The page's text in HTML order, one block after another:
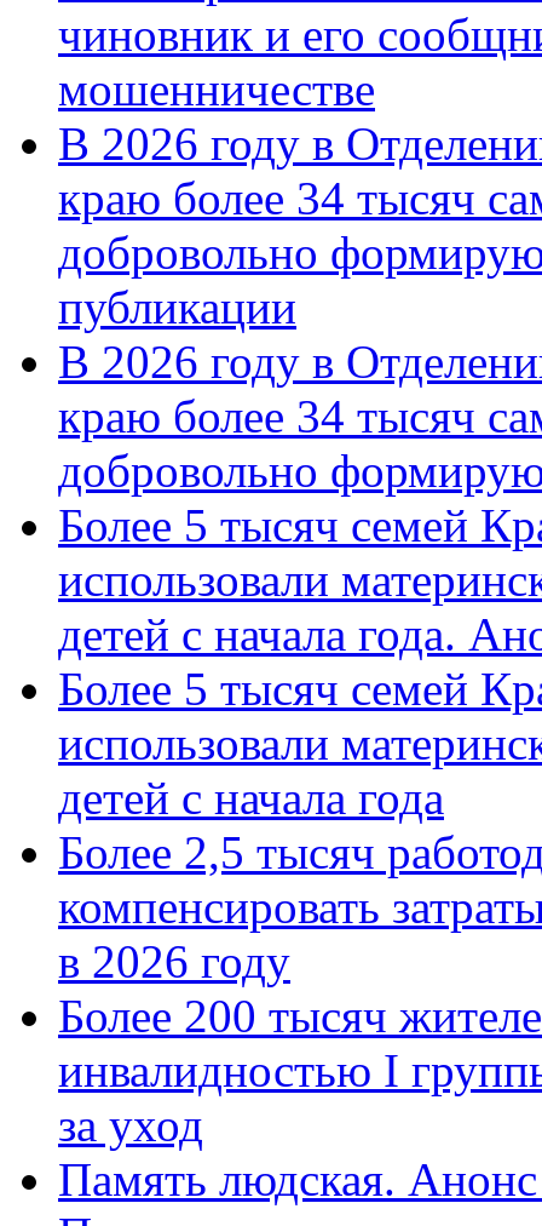
чиновник и его
мошенничестве
В 2026 году в
краю более 34 тысяч
добровольно
публикации
В 2026 году в
краю более 34 тысяч
добровольно
Более 5 тысяч семей
использовали
детей с начала года.
Более 5 тысяч семей
использовали
детей с начала года
Более 2,5 тысяч
компенсировать
в 2026 году
Более 200 тысяч
инвалидностью I
за уход
Память людская.